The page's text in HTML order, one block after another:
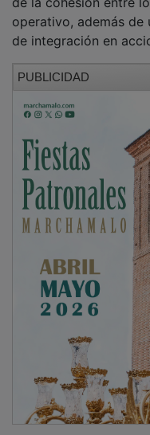
operativo, además de
de integración en